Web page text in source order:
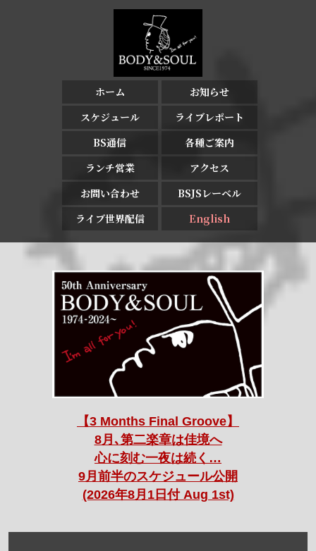
ホーム
お知らせ
スケジュール
ライブレポート
BS通信
各種ご案内
ランチ営業
アクセス
お問い合わせ
BSJSレーベル
ライブ世界配信
English
【3 Months Final Groove】
8月､第二楽章は佳境へ
心に刻む一夜は続く…
9月前半のスケジュール公開
(2026年8月1日付 Aug 1st)